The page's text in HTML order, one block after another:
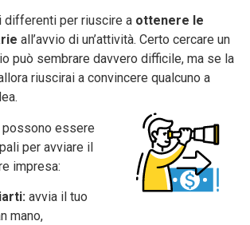
differenti per riuscire a ottenere le
all’avvio di un’attività. Certo cercare un
può sembrare davvero difficile, ma se la
riuscirai a convincere qualcuno a
possono essere
per avviare il
impresa:
avvia il tuo
mano,